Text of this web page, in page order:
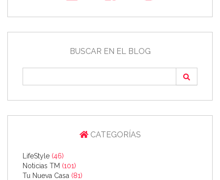
BUSCAR EN EL BLOG
CATEGORÍAS
LifeStyle (46)
Noticias TM (101)
Tu Nueva Casa (81)